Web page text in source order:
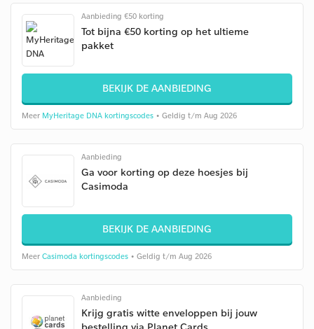
Aanbieding €50 korting
Tot bijna €50 korting op het ultieme
pakket
BEKIJK DE AANBIEDING
Meer MyHeritage DNA kortingscodes • Geldig t/m Aug 2026
Aanbieding
Ga voor korting op deze hoesjes bij
Casimoda
BEKIJK DE AANBIEDING
Meer Casimoda kortingscodes • Geldig t/m Aug 2026
Aanbieding
Krijg gratis witte enveloppen bij jouw